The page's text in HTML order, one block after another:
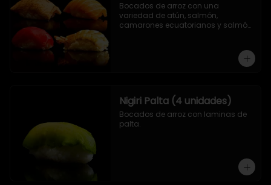
Bocados de arroz con una
variedad de atún, salmón,
camarones ecuatorianos y salmón
Nigiri Palta (4 unidades)
Bocados de arroz con laminas de
palta.